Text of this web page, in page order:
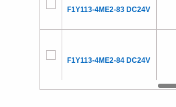
F1Y113-4ME2-83 DC24V
F1Y113-4ME2-84 DC24V